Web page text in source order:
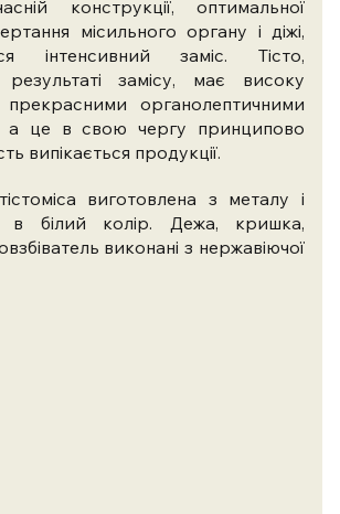
конструкції, оптимальної
місильного органу і діжі,
інтенсивний заміс. Тісто,
замісу, має високу
прекрасними органолептичними
а це в свою чергу принципово
випікається продукції.
виготовлена ​​з металу і
в білий колір. Дежа, кришка,
виконані з нержавіючої